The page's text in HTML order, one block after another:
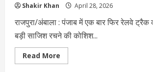
Shakir Khan April 28, 2026
राजपुरा/अंबाला : पंजाब में एक बार फिर रेलवे ट्रैक
बड़ी साजिश रचने की कोशिश...
Read More
more